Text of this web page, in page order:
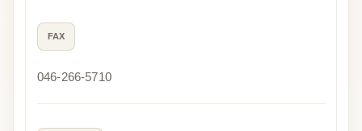
FAX
046-266-5710